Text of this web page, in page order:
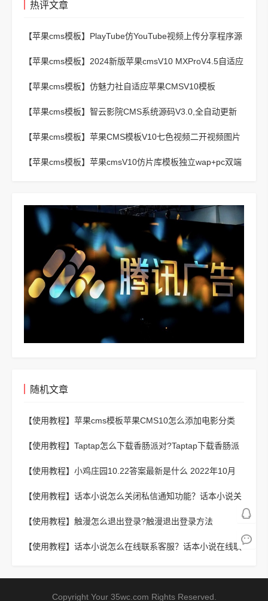
热评文章
【苹果cms模板】 PlayTube仿YouTube视频上传分享程序源
【苹果cms模板】 2024新版苹果cmsV10 MXProV4.5自适应
【苹果cms模板】 仿魅力社自适应苹果CMSV10模板
【苹果cms模板】 智云影院CMS系统源码V3.0,全自动更新
【苹果cms模板】 苹果CMS模板V10七色视频二开视频图片
【苹果cms模板】 苹果cmsV10仿片库模板独立wap+pc双端
随机文章
【使用教程】 苹果cms模板苹果CMS10怎么添加电影分类
【使用教程】 Taptap怎么下载香肠派对?Taptap下载香肠派
【使用教程】 小鸡庄园10.22答案最新是什么 2022年10月
【使用教程】 话本小说怎么关闭私信通知功能？话本小说关
【使用教程】 触漫怎么退出登录?触漫退出登录方法
【使用教程】 话本小说怎么在线联系客服？话本小说在线联
Copyright Your 35wc.com Rights Reserved.